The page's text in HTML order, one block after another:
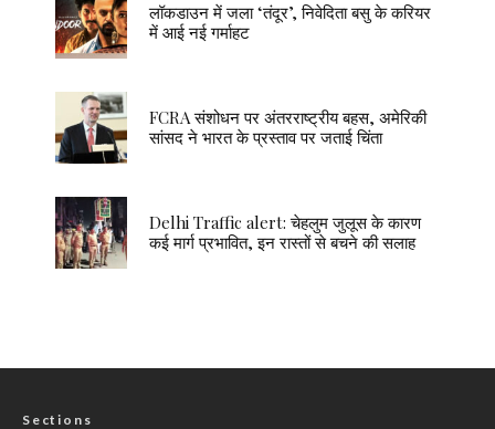
लॉकडाउन में जला ‘तंदूर’, निवेदिता बसु के करियर
में आई नई गर्माहट
FCRA संशोधन पर अंतरराष्ट्रीय बहस, अमेरिकी
सांसद ने भारत के प्रस्ताव पर जताई चिंता
Delhi Traffic alert: चेहलुम जुलूस के कारण
कई मार्ग प्रभावित, इन रास्तों से बचने की सलाह
Sections